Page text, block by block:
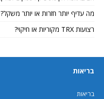
מה עדיף יותר חזרות או יותר משקל?
רצועות TRX מקוריות או חיקוי?
בריאות
בריאות